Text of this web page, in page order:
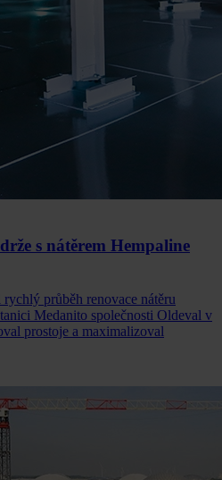
s nátěrem Hempaline
průběh renovace nátěru
Medanito společnosti Oldeval v
prostoje a maximalizoval